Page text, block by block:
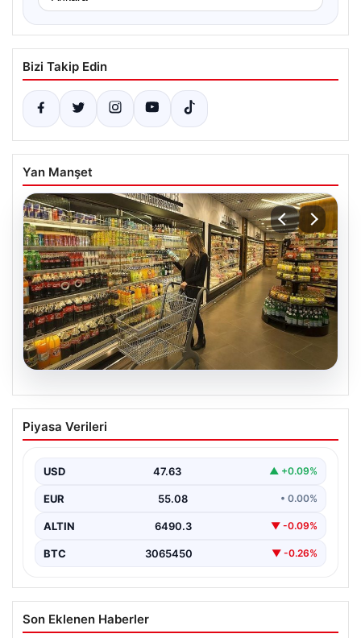
Bizi Takip Edin
Yan Manşet
Enflasyon verileri ne zaman
açıklanacak? 2026 TÜİK mart ayı
Piyasa Verileri
USD 47.63 ▲ +0.09%
EUR 55.08 • 0.00%
ALTIN 6490.3 ▼ -0.09%
BTC 3065450 ▼ -0.26%
Son Eklenen Haberler